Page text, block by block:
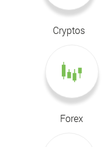
Cryptos
Forex